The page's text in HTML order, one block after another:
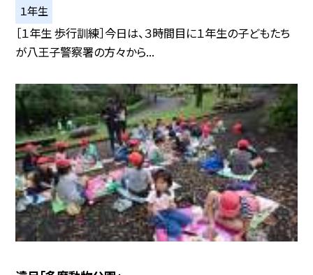
１年生
［１年生 歩行訓練］今日は、３時間目に１年生の子どもたち
が八王子警察署の方々から...